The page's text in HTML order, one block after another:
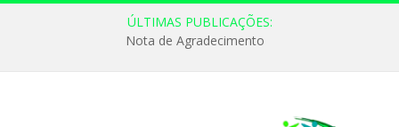
ÚLTIMAS PUBLICAÇÕES:
Nota de Agradecimento